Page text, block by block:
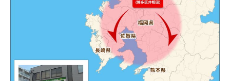
事業者が買いに行く始末。注文時に形状の確認も
別の部屋もお願いしたいと考えていたが、少々不